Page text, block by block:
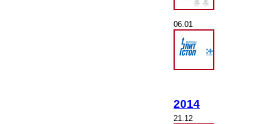
06.01
2014
21.12